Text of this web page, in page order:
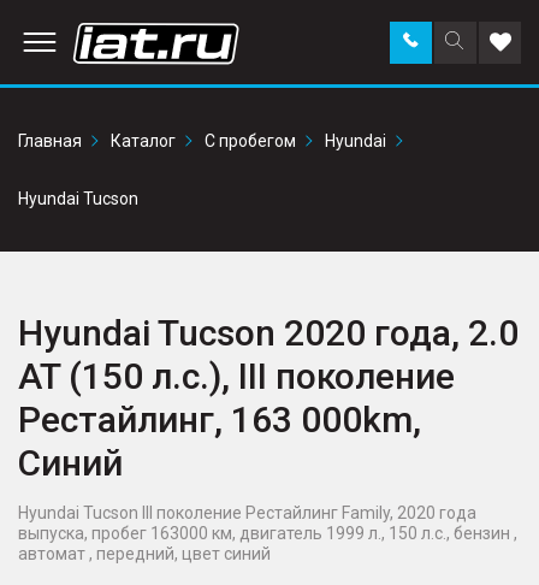
Поиск
по
Заказать
звонок в
Главная
Каталог С пробегом Hyundai
Hyundai Tucson
Hyundai Tucson 2020 года, 2.0
AT (150 л.с.), III поколение
Рестайлинг, 163 000km,
Синий
Hyundai Tucson III поколение Рестайлинг Family, 2020 года
выпуска, пробег 163000 км, двигатель 1999 л., 150 л.с., бензин ,
автомат , передний, цвет синий